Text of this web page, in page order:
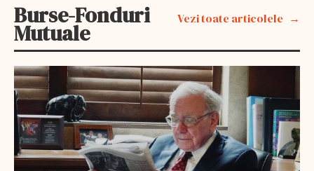
Burse-Fonduri
Mutuale
Vezi toate articolele